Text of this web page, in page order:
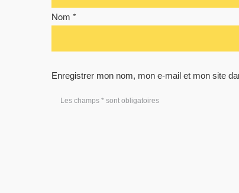
Nom *
Enregistrer mon nom, mon e-mail et mon site
Les champs * sont obligatoires